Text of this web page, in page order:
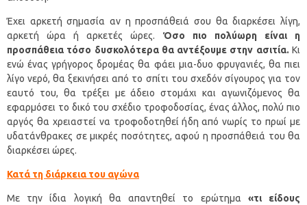
Έχει αρκετή σημασία αν η προσπάθειά σου θα διαρκέσει λίγη,
αρκετή ώρα ή αρκετές ώρες. Όσο πιο πολύωρη είναι η
προσπάθεια τόσο δυσκολότερα θα αντέξουμε στην ασιτία. Κι
ενώ ένας γρήγορος δρομέας θα φάει μια-δυο φρυγανιές, θα πιει
λίγο νερό, θα ξεκινήσει από το σπίτι του σχεδόν σίγουρος για τον
εαυτό του, θα τρέξει με άδειο στομάχι και αγωνιζόμενος θα
εφαρμόσει το δικό του σχέδιο τροφοδοσίας, ένας άλλος, πολύ πιο
αργός θα χρειαστεί να τροφοδοτηθεί ήδη από νωρίς το πρωί με
υδατάνθρακες σε μικρές ποσότητες, αφού η προσπάθειά του θα
διαρκέσει ώρες.
Κατά τη διάρκεια του αγώνα
Με την ίδια λογική θα απαντηθεί το ερώτημα «τι είδους